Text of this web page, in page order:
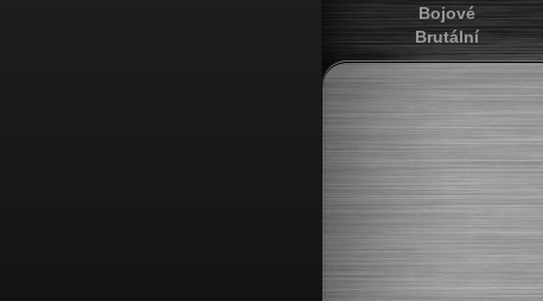
Bojové
Brutální